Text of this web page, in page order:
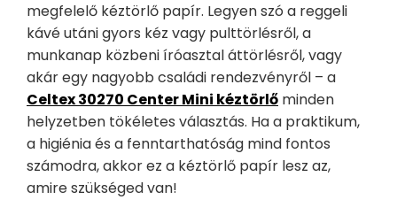
megfelelő kéztörlő papír. Legyen szó a reggeli
kávé utáni gyors kéz vagy pulttörlésről, a
munkanap közbeni íróasztal áttörlésről, vagy
akár egy nagyobb családi rendezvényről – a
Celtex 30270 Center Mini kéztörlő minden
helyzetben tökéletes választás. Ha a praktikum,
a higiénia és a fenntarthatóság mind fontos
számodra, akkor ez a kéztörlő papír lesz az,
amire szükséged van!